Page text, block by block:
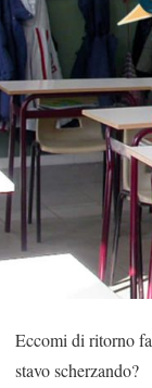
Eccomi di ritorno
stavo scherzando?